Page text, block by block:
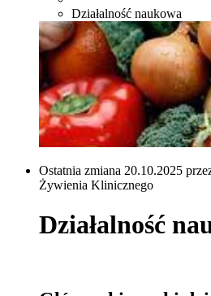
Działalność naukowa
Ostatnia zmiana 20.10.2025
Żywienia Klinicznego
Działalność